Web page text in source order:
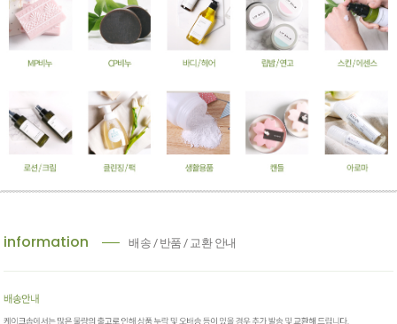
information 배송 / 반품 / 교환 안내